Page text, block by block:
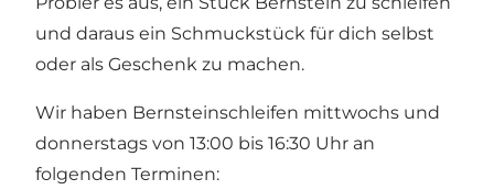
und daraus ein Schmuckstück für dich selbst
oder als Geschenk zu machen.
Wir haben Bernsteinschleifen mittwochs und
donnerstags von 13:00 bis 16:30 Uhr an
folgenden Terminen: